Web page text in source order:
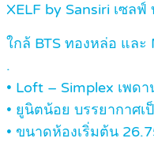
XELF by Sansiri เซล
ใกล้ BTS ทองหล่อ แล
.
• Loft – Simplex เพด
• ยูนิตน้อย บรรยากาศเ
• ขนาดห้องเริ่มต้น